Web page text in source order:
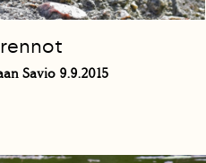
Savio 9.9.2015